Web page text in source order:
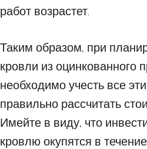
работ возрастет.
Таким образом, при
кровли из оцинкованного
необходимо учесть все
правильно рассчитать
Имейте в виду, что
кровлю окупятся в